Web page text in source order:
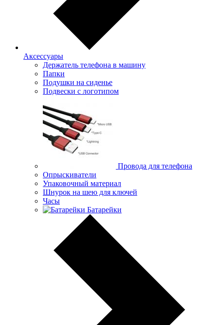
Аксессуары
Держатель телефона в машину
Папки
Подушки на сиденье
Подвески с логотипом
Провода для телефона
Опрыскиватели
Упаковочный материал
Шнурок на шею для ключей
Часы
Батарейки